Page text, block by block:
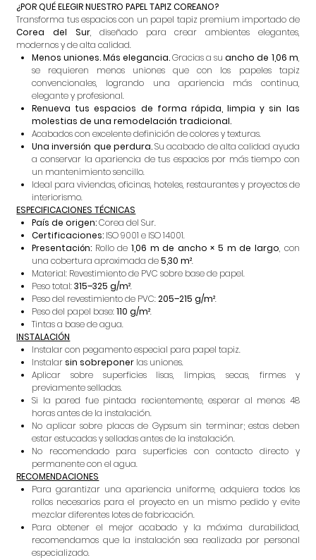
¿POR QUÉ ELEGIR NUESTRO PAPEL TAPIZ COREANO?
Transforma tus espacios con un papel tapiz premium importado de
Corea del Sur, diseñado para crear ambientes elegantes,
modernos y de alta calidad.
Menos uniones. Más elegancia.Gracias a suancho de 1,06 m,
se requieren menos uniones que con los papeles tapiz
convencionales, logrando una apariencia más continua,
elegante y profesional.
Renueva tus espacios de forma rápida, limpia y sin las
molestias de una remodelación tradicional.
Acabados con excelente definición de colores y texturas.
Una inversión que perdura.Su acabado de alta calidad ayuda
a conservar la apariencia de tus espacios por más tiempo con
un mantenimiento sencillo.
Ideal para viviendas, oficinas, hoteles, restaurantes y proyectos de
interiorismo.
ESPECIFICACIONES TÉCNICAS
País de origen:Corea del Sur.
Certificaciones: ISO 9001 e ISO 14001.
Presentación: Rollo de 1,06 m de ancho × 5 m de largo, con
una cobertura aproximada de5,30 m².
Material: Revestimiento de PVC sobre base de papel.
Peso total:315–325 g/m².
Peso del revestimiento de PVC:205–215 g/m².
Peso del papel base:110 g/m².
Tintas a base de agua.
INSTALACIÓN
Instalar con pegamento especial para papel tapiz.
Instalar sin sobreponer las uniones.
Aplicar sobre superficies lisas, limpias, secas, firmes y
previamente selladas.
Si la pared fue pintada recientemente, esperar al menos 48
horas antes de la instalación.
No aplicar sobre placas de Gypsum sin terminar; estas deben
estar estucadas y selladas antes de la instalación.
No recomendado para superficies con contacto directo y
permanente con el agua.
RECOMENDACIONES
Para garantizar una apariencia uniforme, adquiera todos los
rollos necesarios para el proyecto en un mismo pedido y evite
mezclar diferentes lotes de fabricación.
Para obtener el mejor acabado y la máxima durabilidad,
recomendamos que la instalación sea realizada por personal
especializado.